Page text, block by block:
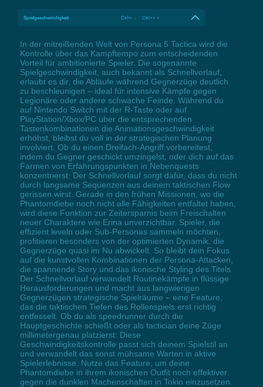
Spielgeschwindigkeit Ctrl+- - Ctrl+= +
In der mitreißenden Welt von Persona 5 Tactica wird die
Kontrolle über das Kampftempo zum entscheidenden
Vorteil für ambitionierte Spieler. Die sogenannte
Spielgeschwindigkeit, auch bekannt als Schnellvorlauf,
erlaubt es dir, die Abläufe während Gegnerzüge deutlich
zu beschleunigen – ideal für intensive Kämpfe gegen
Legionäre oder andere schwache Feinde. Während du
auf Nintendo Switch mit der R-Taste oder auf
PlayStation/Xbox/PC über die entsprechenden
Tastenkombinationen die Animationsgeschwindigkeit
erhöhst, bleibst du voll in der strategischen Planung
involviert. Ob du einen Dreifach-Angriff vorbereitest,
indem du Gegner geschickt umzingelst, oder dich auf das
Farmen von Erfahrungspunkten in Nebenquests
konzentrierst: Der Schnellvorlauf sorgt dafür, dass du nicht
durch langsame Sequenzen aus deinem taktischen Flow
gerissen wirst. Gerade in den frühen Missionen, wo die
Phantomdiebe noch nicht alle Fähigkeiten entfaltet haben,
wird diese Funktion zur Zeitersparnis beim Freischalten
neuer Charaktere wie Erina unverzichtbar. Spieler, die
effizient leveln oder Sub-Personas sammeln möchten,
profitieren besonders von der optimierten Dynamik, die
Gegnerzüge quasi im Nu abwickelt. So bleibt dein Fokus
auf die kunstvollen Kombinationen der Persona-Attacken,
die spannende Story und das ikonische Styling des Titels.
Der Schnellvorlauf verwandelt Routinekämpfe in flüssige
Herausforderungen und macht aus langwierigen
Gegnerzügen strategische Spielräume – eine Feature,
das die taktischen Tiefen des Rollenspiels erst richtig
entfesselt. Ob du als speedrunner durch die
Hauptgeschichte schießt oder als tactician deine Züge
millimetergenau platzierst: Diese
Geschwindigkeitskontrolle passt sich deinem Spielstil an
und verwandelt das sonst mühsame Warten in aktive
Spielerlebnisse. Nutze das Feature, um deine
Phantomdiebe in ihrem ikonischen Outfit noch effektiver
gegen die dunklen Machenschaften in Tokio einzusetzen.